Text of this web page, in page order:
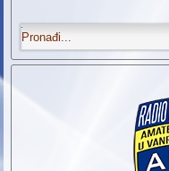
.